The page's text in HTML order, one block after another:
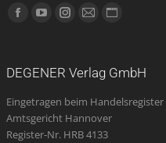
Finden Sie uns auf:
Facebook
new
window
YouTube
new
window
Instagram
new
window
E-
opens
in
new
Website
new
DEGENER Verlag GmbH
Eingetragen beim Handelsregister
Amtsgericht Hannover
Register-Nr. HRB 4133